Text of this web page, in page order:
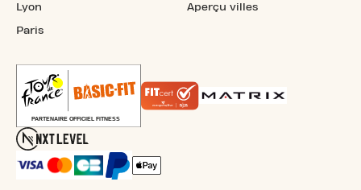
Lyon
Paris
Aperçu villes